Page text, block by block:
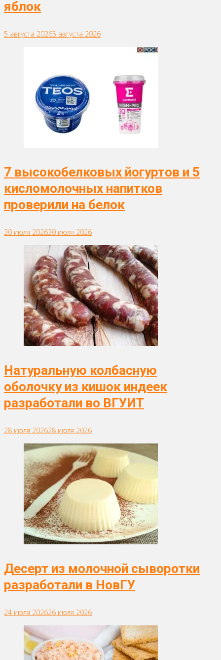
яблок
5 августа 20265 августа 2026
7 высокобелковых йогуртов и 5
кисломолочных напитков
проверили на белок
30 июля 202630 июля 2026
Натуральную колбасную
оболочку из кишок индеек
разработали во ВГУИТ
28 июля 202628 июля 2026
Десерт из молочной сыворотки
разработали в НовГУ
24 июля 202626 июля 2026